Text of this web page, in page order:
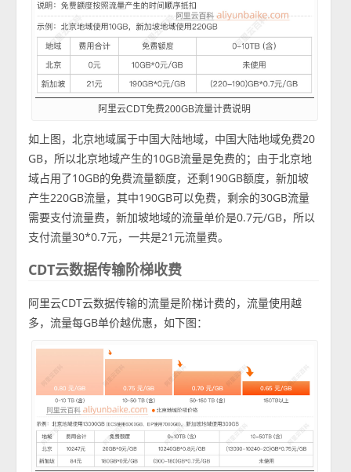
阿里云CDT免费200GB流量计费说明
如上图，北京地域属于中国大陆地域，中国大陆地域免费20
GB，所以北京地域产生的10GB流量是免费的；由于北京地
域占用了10GB的免费流量额度，还剩190GB额度，新加坡
产生220GB流量，其中190GB可以免费，剩余的30GB流量
需要支付流量费，新加坡地域的流量单价是0.7元/GB，所以
支付流量30*0.7元，一共是21元流量费。
CDT云数据传输阶梯收费
阿里云CDT云数据传输的流量是阶梯计费的，流量使用越
多，流量每GB单价越优惠，如下图：